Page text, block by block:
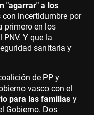
"agarrar" a los
con incertidumbre por
primero en los
Y que la
sanitaria y
de PP y
vasco con el
para las familias y
Gobierno. Dos